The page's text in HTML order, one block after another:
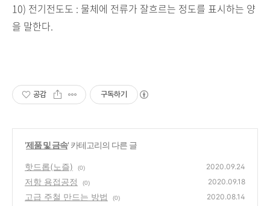
10) 전기전도도 : 물체에 전류가 잘흐르는 정도를 표시하는 양
을 말한다.
공감 구독하기
'제품 및 금속' 카테고리의 다른 글
핫드롭(노즐) (0) 2020.09.24
저항 용접공정 (0) 2020.09.18
고급 주철 만드는 방법 (0) 2020.08.14